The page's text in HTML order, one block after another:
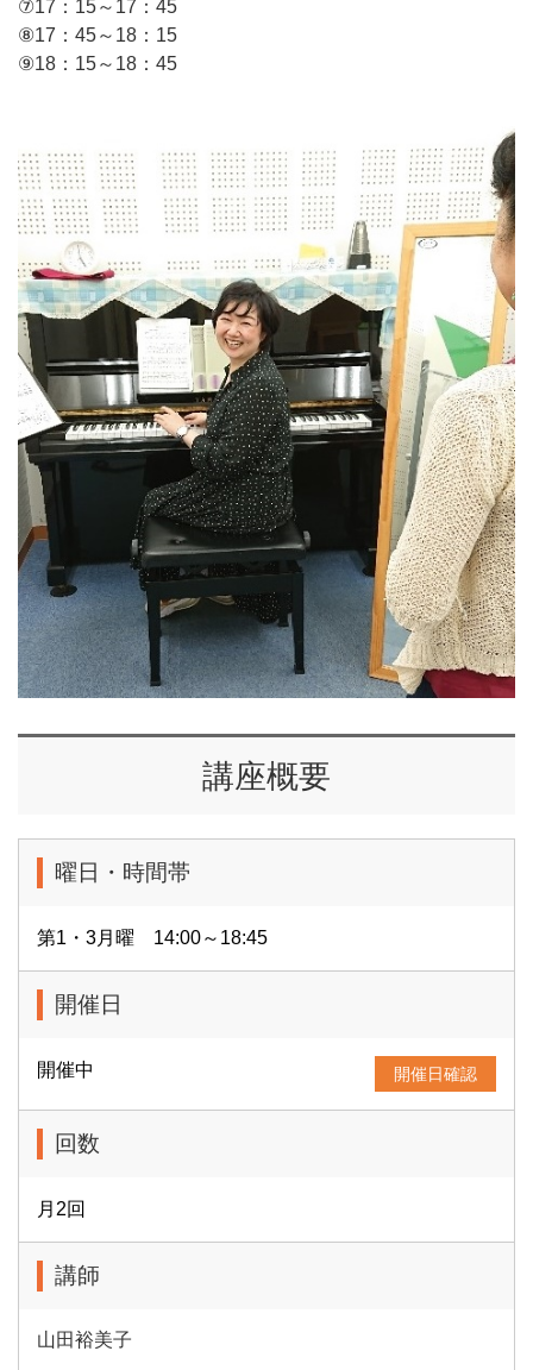
⑦17：15～17：45
⑧17：45～18：15
⑨18：15～18：45
講座概要
曜日・時間帯
第1・3月曜 14:00～18:45
開催日
開催中 開催日確認
回数
月2回
講師
山田裕美子